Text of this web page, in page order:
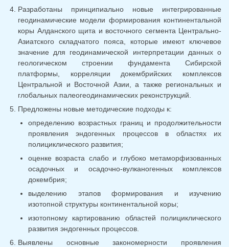
Разработаны принципиально новые интегрированные
геодинамические модели формирования континентальной
коры Алданского щита и восточного сегмента Центрально-
Азиатского складчатого пояса, которые имеют ключевое
значение для геодинамической интерпретации данных о
геологическом строении фундамента Сибирской
платформы, корреляции докембрийских комплексов
Центральной и Восточной Азии, а также региональных и
глобальных палеогеодинамических реконструкций.
Предложены новые методические подходы к:
определению возрастных границ и продолжительности
проявления эндогенных процессов в областях их
полициклического развития;
оценке возраста слабо и глубоко метаморфизованных
осадочных и осадочно-вулканогенных комплексов
докембрия;
выделению этапов формирования и изучению
изотопной структуры континентальной коры;
изотопному картированию областей полициклического
развития эндогенных процессов.
Выявлены основные закономерности проявления